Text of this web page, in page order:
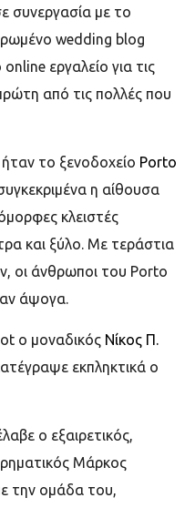
συνεργασία με το
wedding blog
online εργαλείο για τις
από τις πολλές που
το ξενοδοχείο Porto
η αίθουσα
κλειστές
και ξύλο. Με τεράστια
οι άνθρωποι του Porto
άψογα.
o μοναδικός Νίκος Π.
εκπληκτικά ο
ο εξαιρετικός,
Μάρκος
την ομάδα του,